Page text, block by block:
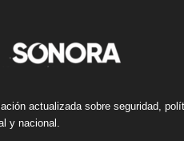
actualizada sobre seguridad,
y nacional.